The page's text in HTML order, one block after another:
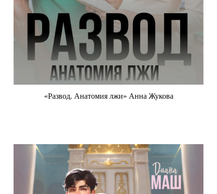
«Развод. Анатомия лжи» Анна Жукова